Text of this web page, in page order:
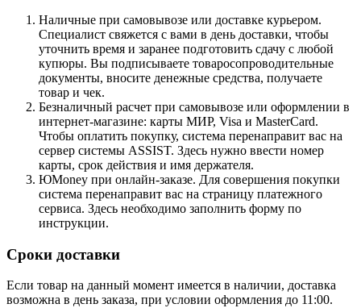
Наличные при самовывозе или доставке курьером.
Специалист свяжется с вами в день доставки, чтобы
уточнить время и заранее подготовить сдачу с любой
купюры. Вы подписываете товаросопроводительные
документы, вносите денежные средства, получаете
товар и чек.
Безналичный расчет при самовывозе или оформлении в
интернет-магазине: карты МИР, Visa и MasterCard.
Чтобы оплатить покупку, система перенаправит вас на
сервер системы ASSIST. Здесь нужно ввести номер
карты, срок действия и имя держателя.
ЮMoney при онлайн-заказе. Для совершения покупки
система перенаправит вас на страницу платежного
сервиса. Здесь необходимо заполнить форму по
инструкции.
Сроки доставки
Если товар на данный момент имеется в наличии, доставка
возможна в день заказа, при условии оформления до 11:00.